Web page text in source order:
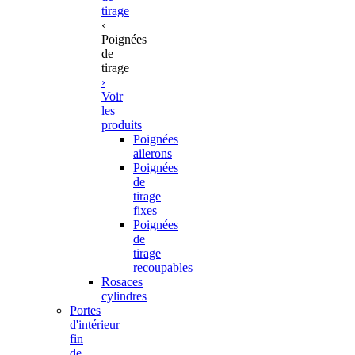
tirage
‹
Poignées
de
tirage
›
Voir
les
produits
Poignées
ailerons
Poignées
de
tirage
fixes
Poignées
de
tirage
recoupables
Rosaces
cylindres
Portes
d'intérieur
fin